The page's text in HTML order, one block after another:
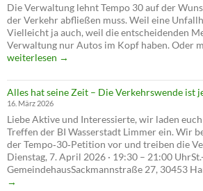
Die Verwaltung lehnt Tempo 30 auf der
der Verkehr abfließen muss. Weil eine
Vielleicht ja auch, weil die entscheidenden
Verwaltung nur Autos im Kopf haben. Oder
weiterlesen →
Alles hat seine Zeit – Die Verkehrswende ist
16. März 2026
Liebe Aktive und Interessierte, wir laden
Treffen der BI Wasserstadt Limmer ein. Wir
der Tempo‑30‑Petition vor und treiben die
Dienstag, 7. April 2026 · 19:30 – 21:00
GemeindehausSackmannstraße 27, 30453
→